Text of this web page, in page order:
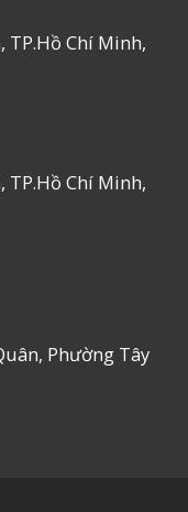
TP.Hồ Chí Minh,
TP.Hồ Chí Minh,
Phường Tây